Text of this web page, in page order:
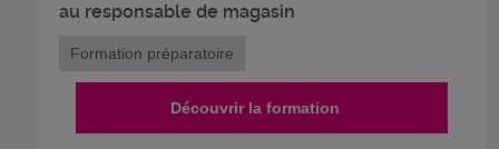
au responsable de magasin
Formation préparatoire
Découvrir la formation